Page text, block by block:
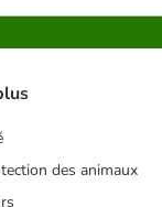
des animaux